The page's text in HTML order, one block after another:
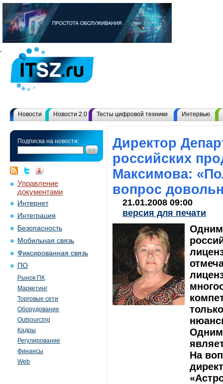
Новости Новости 2.0 Тесты цифровой техники Интервью
Подписка на новости:
Управление
документами
Интернет
Интеграция
Безопасность
Мобильная связь
Фиксированная связь
ПО
Рынок ПК
Маркетинг
Торговые сети
Оборудование
Outsourcing
Кадры
Регулирование
Финансы
Web
Директор
российских
Максимова:
вопрос
21.01.2008 09:00
версия для печати
Одним
Одним
На